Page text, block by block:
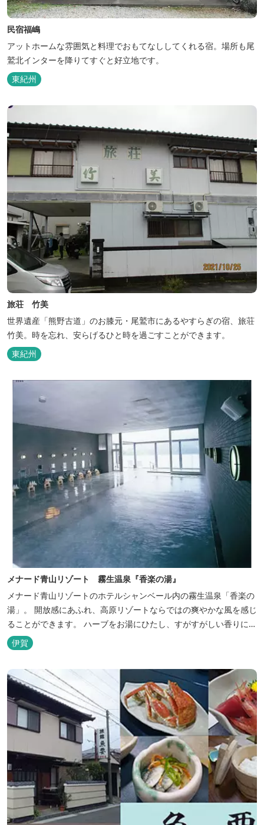
民宿福嶋
アットホームな雰囲気と料理でおもてなししてくれる宿。場所も尾
鷲北インターを降りてすぐと好立地です。
東紀州
旅荘 竹美
世界遺産「熊野古道」のお膝元・尾鷲市にあるやすらぎの宿、旅荘
竹美。時を忘れ、安らげるひと時を過ごすことができます。
東紀州
メナード青山リゾート 霧生温泉『香楽の湯』
メナード青山リゾートのホテルシャンベール内の霧生温泉「香楽の
湯」。 開放感にあふれ、高原リゾートならではの爽やかな風を感じ
ることができます。 ハーブをお湯にひたし、すがすがしい香りに心
あらわれる「香りの湯」は、特に女性の方に人気です。 その他、
広々とした空間とたっぷりのお湯が魅力の「大浴場」、高原の景色
を満喫できる「露天風呂」、さらに「ミストサウナ」の合計4種の
お湯をお楽しみいただけま...
伊賀